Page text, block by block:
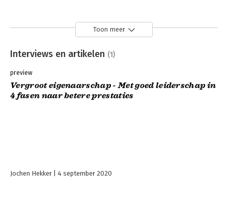
Toon meer
Interviews en artikelen (1)
preview
Vergroot eigenaarschap - Met goed leiderschap in
4 fasen naar betere prestaties
Jochen Hekker 4 september 2020